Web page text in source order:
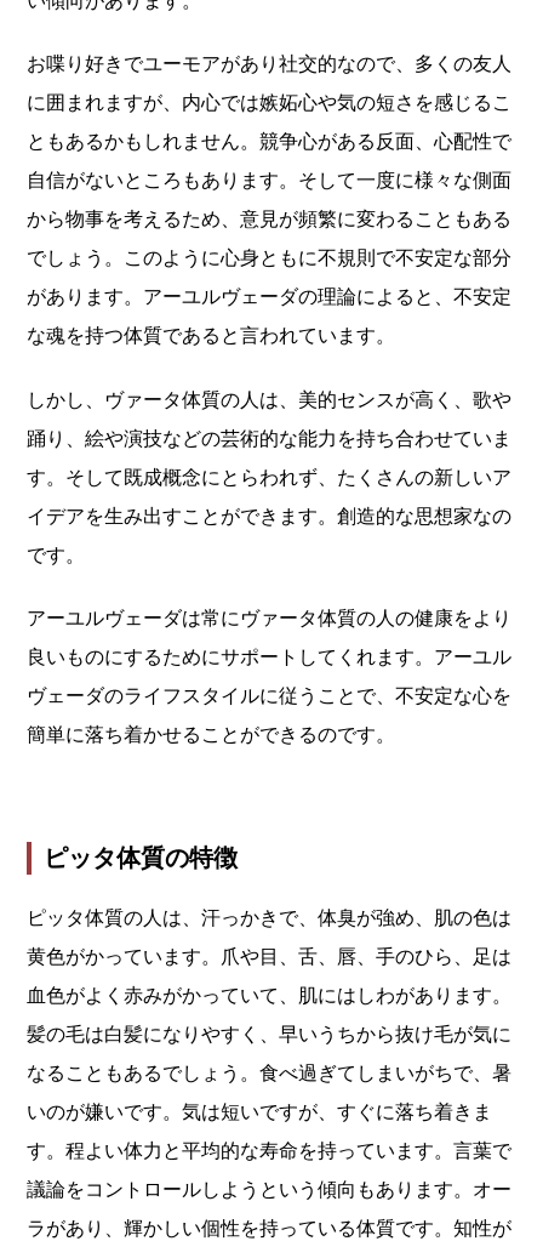
お喋り好きでユーモアがあり社交的なので、多くの友人
に囲まれますが、内心では嫉妬心や気の短さを感じるこ
ともあるかもしれません。競争心がある反面、心配性で
自信がないところもあります。そして一度に様々な側面
から物事を考えるため、意見が頻繁に変わることもある
でしょう。このように心身ともに不規則で不安定な部分
があります。アーユルヴェーダの理論によると、不安定
な魂を持つ体質であると言われています。
しかし、ヴァータ体質の人は、美的センスが高く、歌や
踊り、絵や演技などの芸術的な能力を持ち合わせていま
す。そして既成概念にとらわれず、たくさんの新しいア
イデアを生み出すことができます。創造的な思想家なの
です。
アーユルヴェーダは常にヴァータ体質の人の健康をより
良いものにするためにサポートしてくれます。アーユル
ヴェーダのライフスタイルに従うことで、不安定な心を
簡単に落ち着かせることができるのです。
ピッタ体質の特徴
ピッタ体質の人は、汗っかきで、体臭が強め、肌の色は
黄色がかっています。爪や目、舌、唇、手のひら、足は
血色がよく赤みがかっていて、肌にはしわがあります。
髪の毛は白髪になりやすく、早いうちから抜け毛が気に
なることもあるでしょう。食べ過ぎてしまいがちで、暑
いのが嫌いです。気は短いですが、すぐに落ち着きま
す。程よい体力と平均的な寿命を持っています。言葉で
議論をコントロールしようという傾向もあります。オー
ラがあり、輝かしい個性を持っている体質です。知性が